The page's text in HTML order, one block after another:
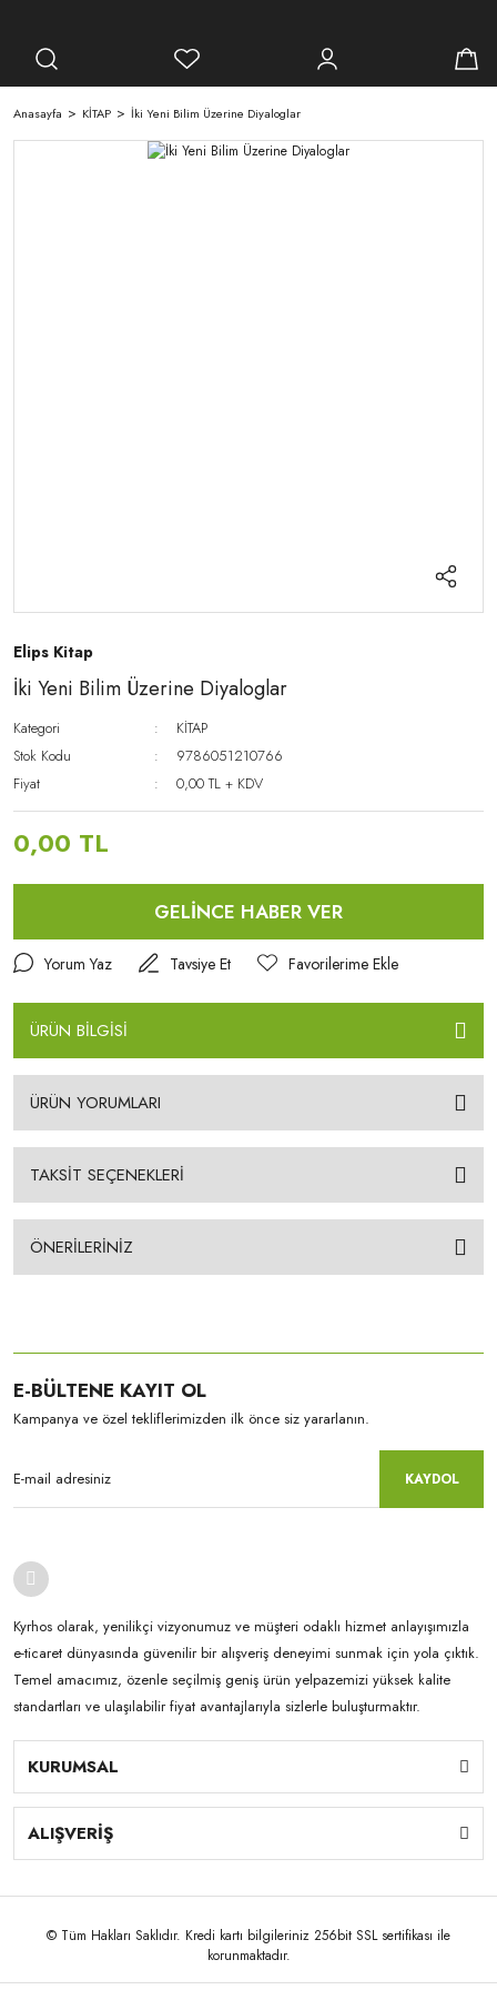
Anasayfa KİTAP İki Yeni Bilim Üzerine Diyaloglar
Elips Kitap
İki Yeni Bilim Üzerine Diyaloglar
Kategori
KİTAP
Stok Kodu
9786051210766
Fiyat
0,00 TL + KDV
0,00 TL
GELİNCE HABER VER
Yorum Yaz Tavsiye Et
ÜRÜN BİLGİSİ
ÜRÜN YORUMLARI
TAKSİT SEÇENEKLERİ
ÖNERİLERİNİZ
E-BÜLTENE KAYIT OL
Kampanya ve özel tekliflerimizden ilk önce siz yararlanın.
KAYDOL
Kyrhos olarak, yenilikçi vizyonumuz ve müşteri odaklı hizmet anlayışımızla
e-ticaret dünyasında güvenilir bir alışveriş deneyimi sunmak için yola çıktık.
Temel amacımız, özenle seçilmiş geniş ürün yelpazemizi yüksek kalite
standartları ve ulaşılabilir fiyat avantajlarıyla sizlerle buluşturmaktır.
KURUMSAL
ALIŞVERİŞ
© Tüm Hakları Saklıdır. Kredi kartı bilgileriniz 256bit SSL sertifikası ile
korunmaktadır.